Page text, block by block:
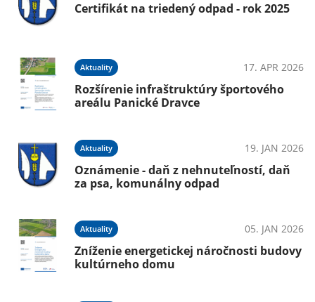
Certifikát na triedený odpad - rok 2025
Aktuality 17. APR 2026
Rozšírenie infraštruktúry športového
areálu Panické Dravce
Aktuality 19. JAN 2026
Oznámenie - daň z nehnuteľností, daň
za psa, komunálny odpad
Aktuality 05. JAN 2026
Zníženie energetickej náročnosti budovy
kultúrneho domu